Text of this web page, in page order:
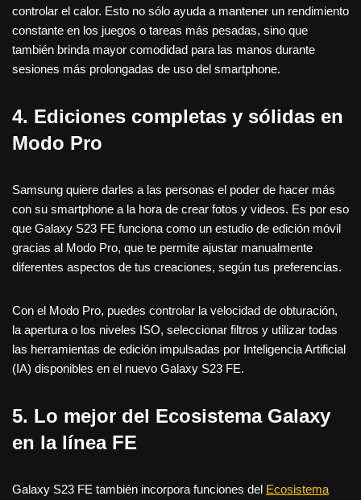
controlar el calor. Esto no sólo ayuda a mantener un rendimiento
constante en los juegos o tareas más pesadas, sino que
también brinda mayor comodidad para las manos durante
sesiones más prolongadas de uso del smartphone.
4. Ediciones completas y sólidas en
Modo Pro
Samsung quiere darles a las personas el poder de hacer más
con su smartphone a la hora de crear fotos y videos. Es por eso
que Galaxy S23 FE funciona como un estudio de edición móvil
gracias al Modo Pro, que te permite ajustar manualmente
diferentes aspectos de tus creaciones, según tus preferencias.
Con el Modo Pro, puedes controlar la velocidad de obturación,
la apertura o los niveles ISO, seleccionar filtros y utilizar todas
las herramientas de edición impulsadas por Inteligencia Artificial
(IA) disponibles en el nuevo Galaxy S23 FE.
5. Lo mejor del Ecosistema Galaxy
en la línea FE
Galaxy S23 FE también incorpora funciones del Ecosistema